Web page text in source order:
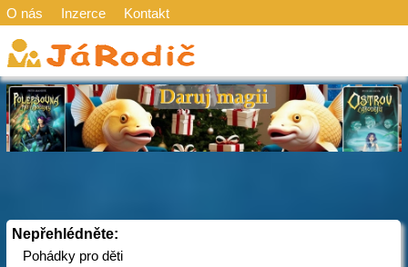
O nás Inzerce Kontakt
Nepřehlédněte:
Pohádky pro děti